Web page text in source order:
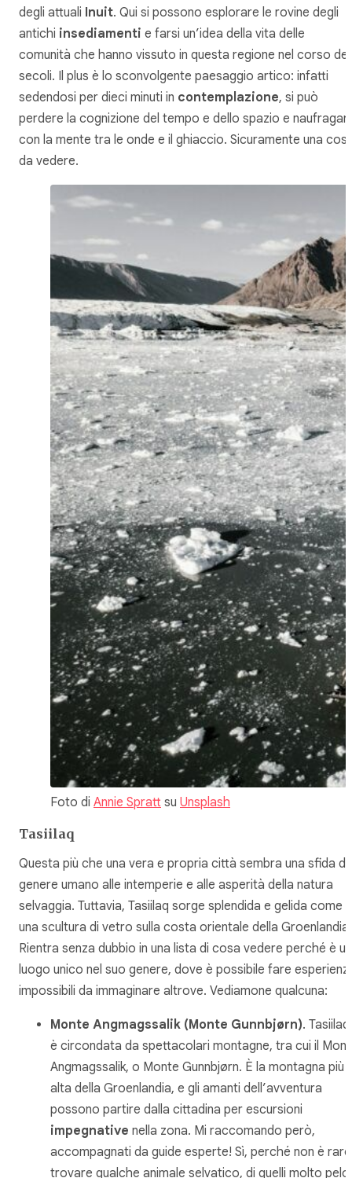
degli attuali Inuit. Qui si possono esplorare le rovine degli
antichi insediamenti e farsi un’idea della vita delle
comunità che hanno vissuto in questa regione nel corso dei
secoli. Il plus è lo sconvolgente paesaggio artico: infatti
sedendosi per dieci minuti in contemplazione, si può
perdere la cognizione del tempo e dello spazio e
con la mente tra le onde e il ghiaccio. Sicuramente una
da vedere.
Foto di Annie Spratt su Unsplash
Tasiilaq
Questa più che una vera e propria città sembra una sfida
genere umano alle intemperie e alle asperità della natura
selvaggia. Tuttavia, Tasiilaq sorge splendida e gelida come
una scultura di vetro sulla costa orientale della Groenlandia.
Rientra senza dubbio in una lista di cosa vedere perché è un
luogo unico nel suo genere, dove è possibile fare
impossibili da immaginare altrove. Vediamone qualcuna:
Monte Angmagssalik (Monte Gunnbjørn). Tasiilaq
è circondata da spettacolari montagne, tra cui il
Angmagssalik, o Monte Gunnbjørn. È la montagna più
alta della Groenlandia, e gli amanti dell’avventura
possono partire dalla cittadina per escursioni
impegnative nella zona. Mi raccomando però,
accompagnati da guide esperte! Sì, perché non è raro
trovare qualche animale selvatico, di quelli molto